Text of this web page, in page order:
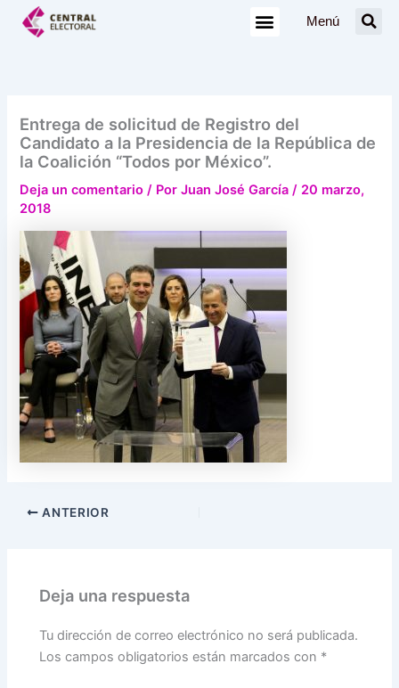
Menú
Entrega de solicitud de Registro del
Candidato a la Presidencia de la República de
la Coalición “Todos por México”.
Deja un comentario / PorJuan José García/ 20 marzo,
2018
ANTERIOR
Deja una respuesta
Tu dirección de correo electrónico no será publicada.
Los campos obligatorios están marcados con *